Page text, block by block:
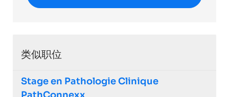
类似职位
Stage en Pathologie Clinique
PathConnexx